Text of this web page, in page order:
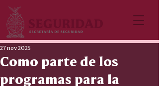
Como parte de los
programas para la
27 nov 2025